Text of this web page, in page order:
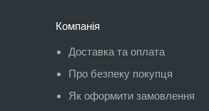
Компанія
Доставка та оплата
Про безпеку покупця
Як оформити замовлення